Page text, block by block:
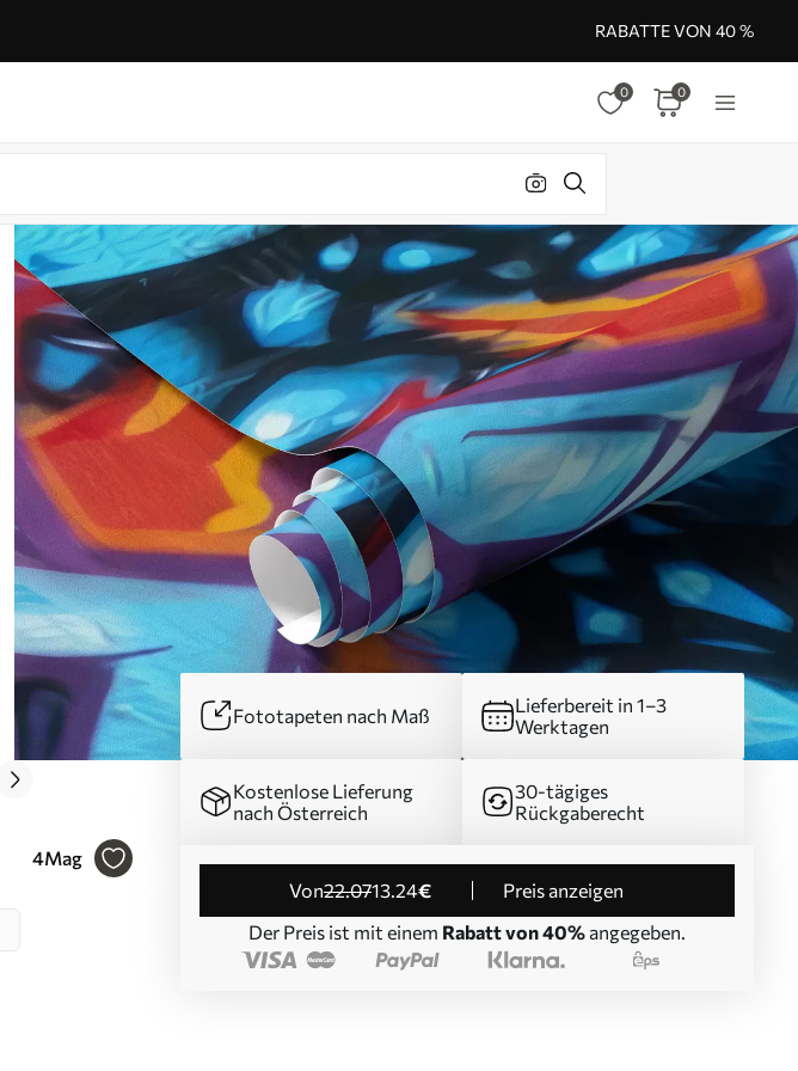
RABATTE VON 40 %
0 0
4Mag
Fototapeten nach Maß
Lieferbereit in 1–3
Werktagen
Kostenlose Lieferung
nach Österreich
30-tägiges
Rückgaberecht
von22.0713.24€
Preis anzeigen
Der Preis ist mit einem Rabatt von 40% angegeben.